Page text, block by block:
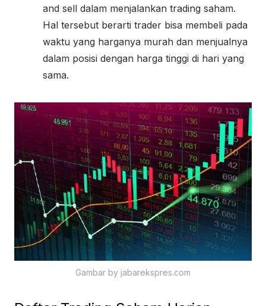
and sell dalam menjalankan trading saham.
Hal tersebut berarti trader bisa membeli pada
waktu yang harganya murah dan menjualnya
dalam posisi dengan harga tinggi di hari yang
sama.
Gambar by jabarekspres.com